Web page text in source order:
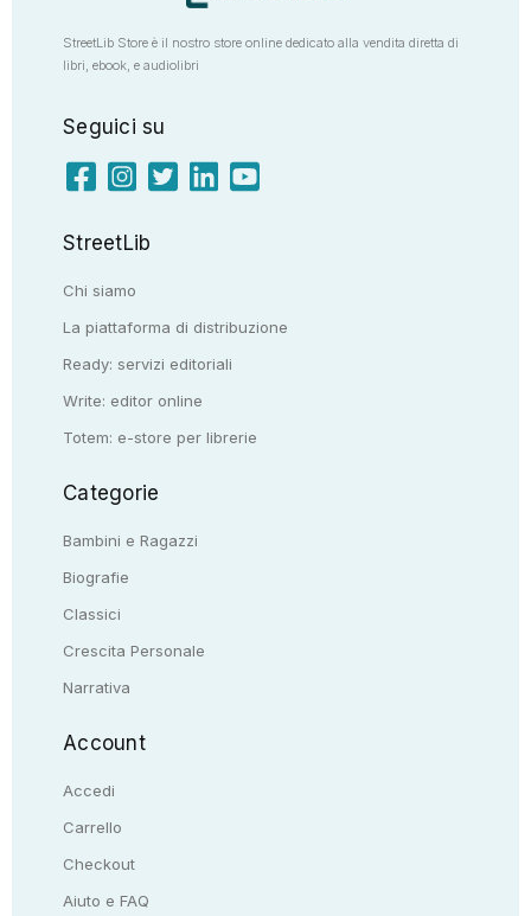
StreetLib Store è il nostro store online dedicato alla vendita diretta di
libri, ebook, e audiolibri
Seguici su
StreetLib
Chi siamo
La piattaforma di distribuzione
Ready: servizi editoriali
Write: editor online
Totem: e-store per librerie
Categorie
Bambini e Ragazzi
Biografie
Classici
Crescita Personale
Narrativa
Account
Accedi
Carrello
Checkout
Aiuto e FAQ